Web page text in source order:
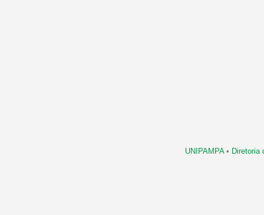
UNIPAMPA• Diretoria